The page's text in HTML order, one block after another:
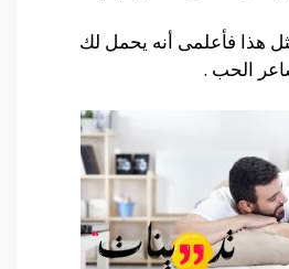
هذا فأعلمى أنه يحمل لك
الحب .